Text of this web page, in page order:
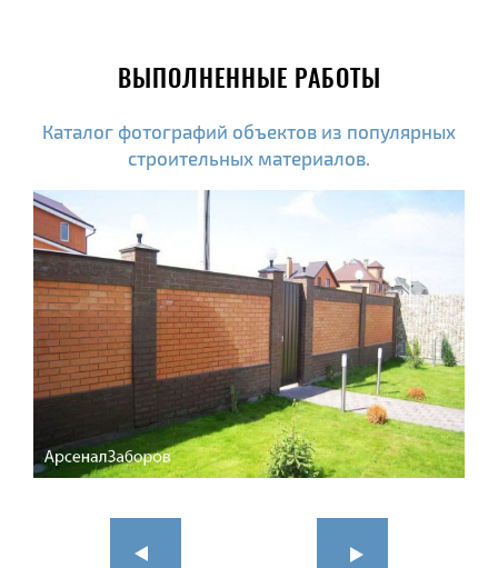
ВЫПОЛНЕННЫЕ РАБОТЫ
Каталог фотографий объектов из популярных
строительных материалов.